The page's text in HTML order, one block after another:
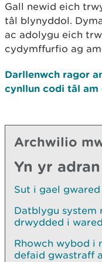
Gall newid eich
tâl blynyddol.
ac adolygu eich
cydymffurfio ag
Darllenwch ragor
cynllun codi tâl am
Archwilio
Yn yr
Sut i gael
Datblygu system
drwydded i
Rhowch wybod i
defaid gwastraff